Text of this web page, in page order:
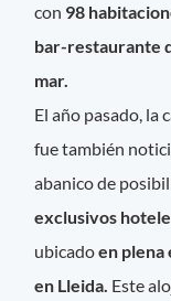
con 98
bar-restaurante
mar.
El año pasado, la
fue también
abanico de
exclusivos
ubicadoen plena
en Lleida. Este